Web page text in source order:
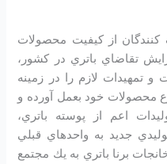
از كيفيت محصولات
تقاضاي باتري در كشور،
تمهيدات لازم را در زمينه
محصولات خود بعمل آورده و
اعم از پوسته باتري،
جديد به واحدهاي قبلي
برنا باتري به يك مجتمع